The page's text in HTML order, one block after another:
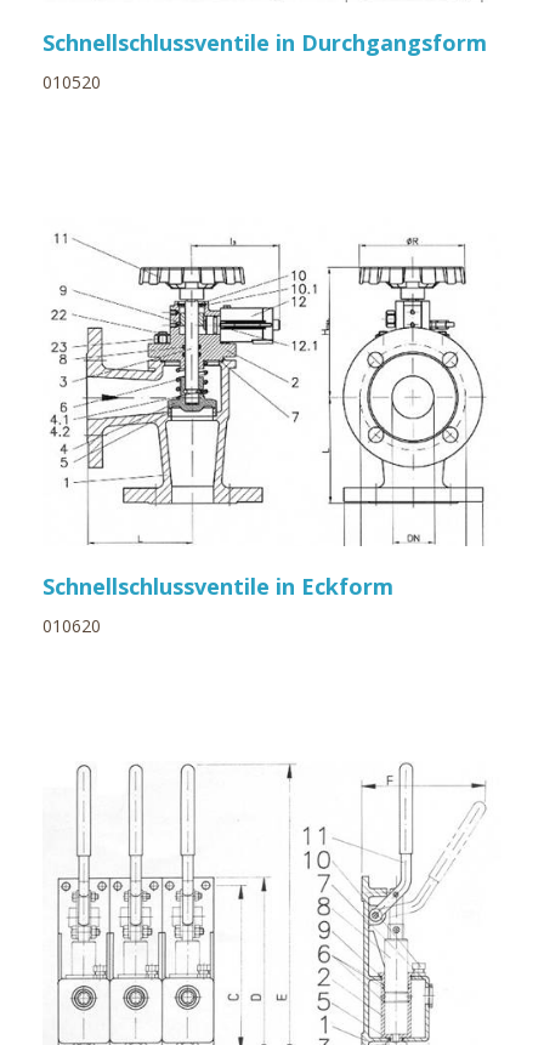
Schnellschlussventile in Durchgangsform
010520
Schnellschlussventile in Eckform
010620